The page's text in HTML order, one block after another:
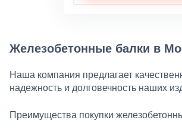
Железобетонные балки в
Наша компания предлагает
надежность и долговечность наших
Преимущества покупки